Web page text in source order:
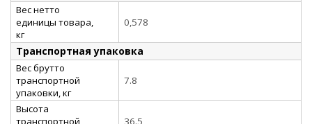
Вес нетто
единицы товара,
кг
0,578
Транспортная упаковка
Вес брутто
транспортной
упаковки, кг
7.8
Высота
транспортной
36.5